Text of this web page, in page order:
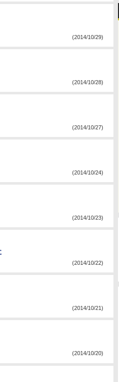
(2014/10/29)
(2014/10/28)
(2014/10/27)
(2014/10/24)
(2014/10/23)
(2014/10/22)
(2014/10/21)
(2014/10/20)